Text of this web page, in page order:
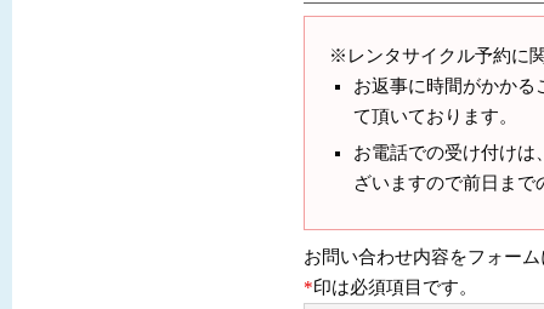
※レンタサイクル予約に
お返事に時間がかかる
て頂いております。
お電話での受け付けは
ざいますので前日ま
お問い合わせ内容をフォー
*印は必須項目です。